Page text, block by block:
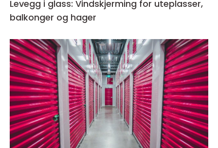
Levegg i glass: Vindskjerming for uteplasser,
balkonger og hager